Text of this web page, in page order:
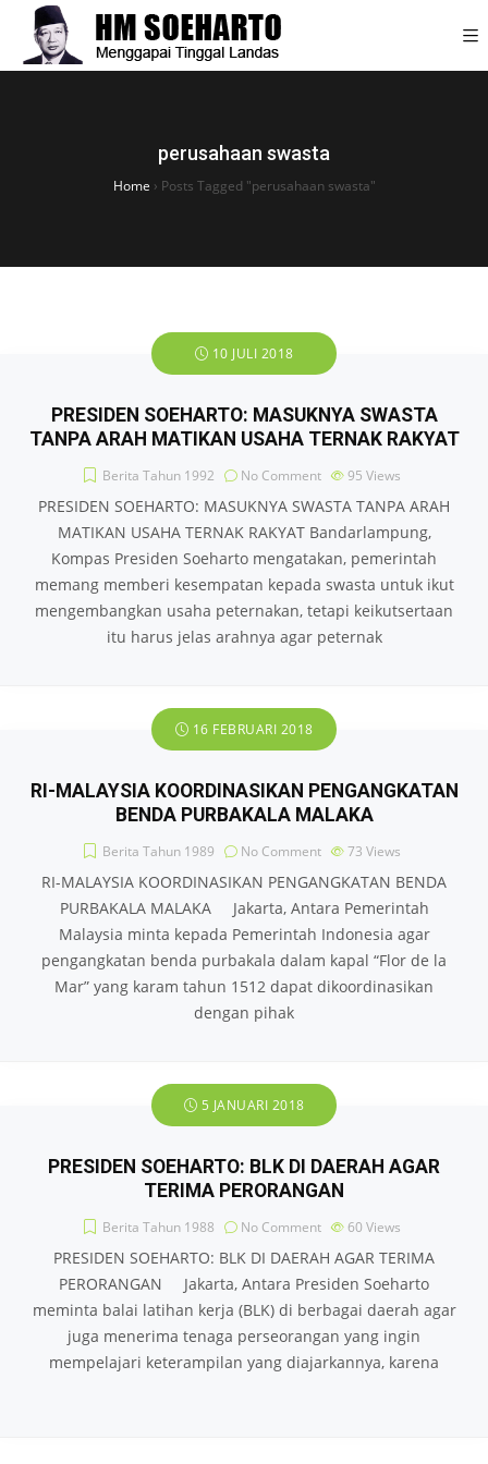
perusahaan swasta
Home › Posts Tagged "perusahaan swasta"
10 JULI 2018
PRESIDEN SOEHARTO: MASUKNYA SWASTA
TANPA ARAH MATIKAN USAHA TERNAK RAKYAT
Berita Tahun 1992 No Comment 95 Views
PRESIDEN SOEHARTO: MASUKNYA SWASTA TANPA ARAH
MATIKAN USAHA TERNAK RAKYAT Bandarlampung,
Kompas Presiden Soeharto mengatakan, pemerintah
memang memberi kesempatan kepada swasta untuk ikut
mengembangkan usaha peternakan, tetapi keikutsertaan
itu harus jelas arahnya agar peternak
16 FEBRUARI 2018
RI-MALAYSIA KOORDINASIKAN PENGANGKATAN
BENDA PURBAKALA MALAKA
Berita Tahun 1989 No Comment 73 Views
RI-MALAYSIA KOORDINASIKAN PENGANGKATAN BENDA
PURBAKALA MALAKA Jakarta, Antara Pemerintah
Malaysia minta kepada Pemerintah Indonesia agar
pengangkatan benda purbakala dalam kapal “Flor de la
Mar” yang karam tahun 1512 dapat dikoordinasikan
dengan pihak
5 JANUARI 2018
PRESIDEN SOEHARTO: BLK DI DAERAH AGAR
TERIMA PERORANGAN
Berita Tahun 1988 No Comment 60 Views
PRESIDEN SOEHARTO: BLK DI DAERAH AGAR TERIMA
PERORANGAN Jakarta, Antara Presiden Soeharto
meminta balai latihan kerja (BLK) di berbagai daerah agar
juga menerima tenaga perseorangan yang ingin
mempelajari keterampilan yang diajarkannya, karena